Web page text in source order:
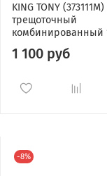
KING TONY
трещоточный
комбинированный
1 100 руб
-8%